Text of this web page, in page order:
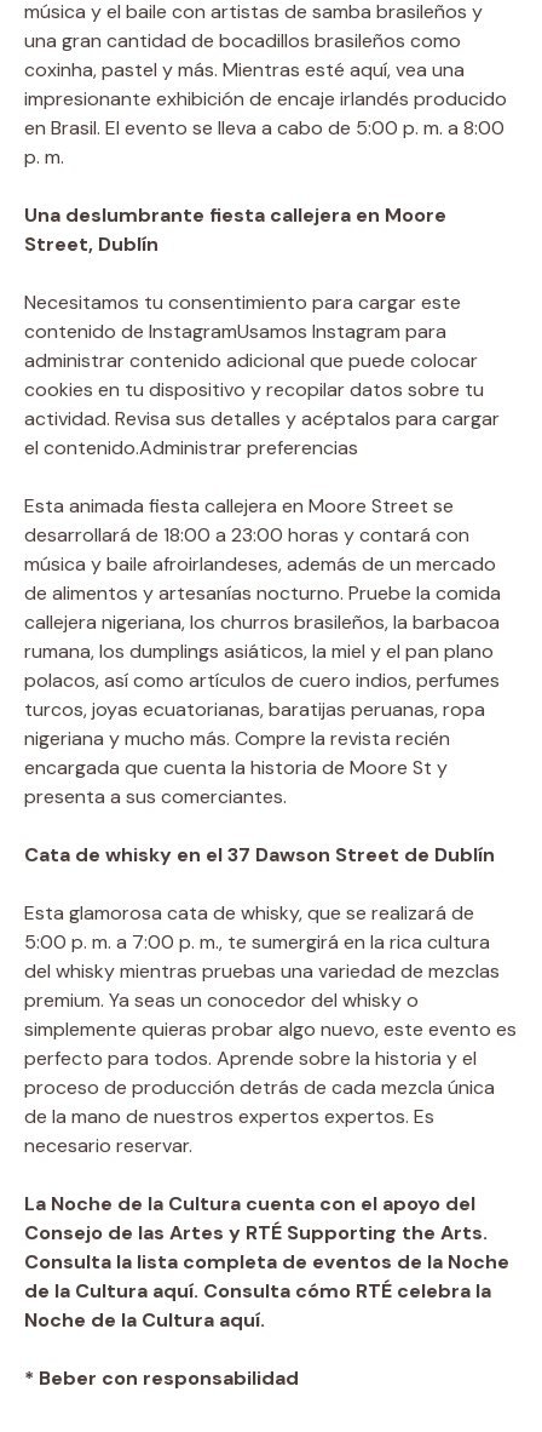
música y el baile con artistas de samba brasileños y
una gran cantidad de bocadillos brasileños como
coxinha, pastel y más. Mientras esté aquí, vea una
impresionante exhibición de encaje irlandés producido
en Brasil. El evento se lleva a cabo de 5:00 p. m. a 8:00
p. m.
Una deslumbrante fiesta callejera en Moore
Street, Dublín
Necesitamos tu consentimiento para cargar este
contenido de InstagramUsamos Instagram para
administrar contenido adicional que puede colocar
cookies en tu dispositivo y recopilar datos sobre tu
actividad. Revisa sus detalles y acéptalos para cargar
el contenido.Administrar preferencias
Esta animada fiesta callejera en Moore Street se
desarrollará de 18:00 a 23:00 horas y contará con
música y baile afroirlandeses, además de un mercado
de alimentos y artesanías nocturno. Pruebe la comida
callejera nigeriana, los churros brasileños, la barbacoa
rumana, los dumplings asiáticos, la miel y el pan plano
polacos, así como artículos de cuero indios, perfumes
turcos, joyas ecuatorianas, baratijas peruanas, ropa
nigeriana y mucho más. Compre la revista recién
encargada que cuenta la historia de Moore St y
presenta a sus comerciantes.
Cata de whisky en el 37 Dawson Street de Dublín
Esta glamorosa cata de whisky, que se realizará de
5:00 p. m. a 7:00 p. m., te sumergirá en la rica cultura
del whisky mientras pruebas una variedad de mezclas
premium. Ya seas un conocedor del whisky o
simplemente quieras probar algo nuevo, este evento es
perfecto para todos. Aprende sobre la historia y el
proceso de producción detrás de cada mezcla única
de la mano de nuestros expertos expertos. Es
necesario reservar.
La Noche de la Cultura cuenta con el apoyo del
Consejo de las Artes y RTÉ Supporting the Arts.
Consulta la lista completa de eventos de la Noche
de la Cultura aquí. Consulta cómo RTÉ celebra la
Noche de la Cultura aquí.
* Beber con responsabilidad